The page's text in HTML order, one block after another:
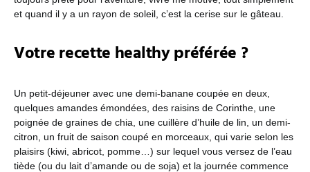
et quand il y a un rayon de soleil, c’est la cerise sur le gâteau.
Votre recette healthy préférée ?
Un petit-déjeuner avec une demi-banane coupée en deux,
quelques amandes émondées, des raisins de Corinthe, une
poignée de graines de chia, une cuillère d’huile de lin, un demi-
citron, un fruit de saison coupé en morceaux, qui varie selon les
plaisirs (kiwi, abricot, pomme…) sur lequel vous versez de l’eau
tiède (ou du lait d’amande ou de soja) et la journée commence